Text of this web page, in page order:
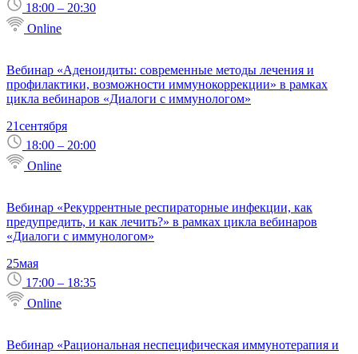
18:00 – 20:30
Online
Вебинар «Аденоидиты: современные методы лечения и
профилактики, возможности иммунокоррекции» в рамках
цикла вебинаров «Диалоги с иммунологом»
21сентября
18:00 – 20:00
Online
Вебинар «Рекуррентные респираторные инфекции, как
предупредить, и как лечить?» в рамках цикла вебинаров
«Диалоги с иммунологом»
25мая
17:00 – 18:35
Online
Вебинар «Рациональная неспецифическая иммунотерапия и